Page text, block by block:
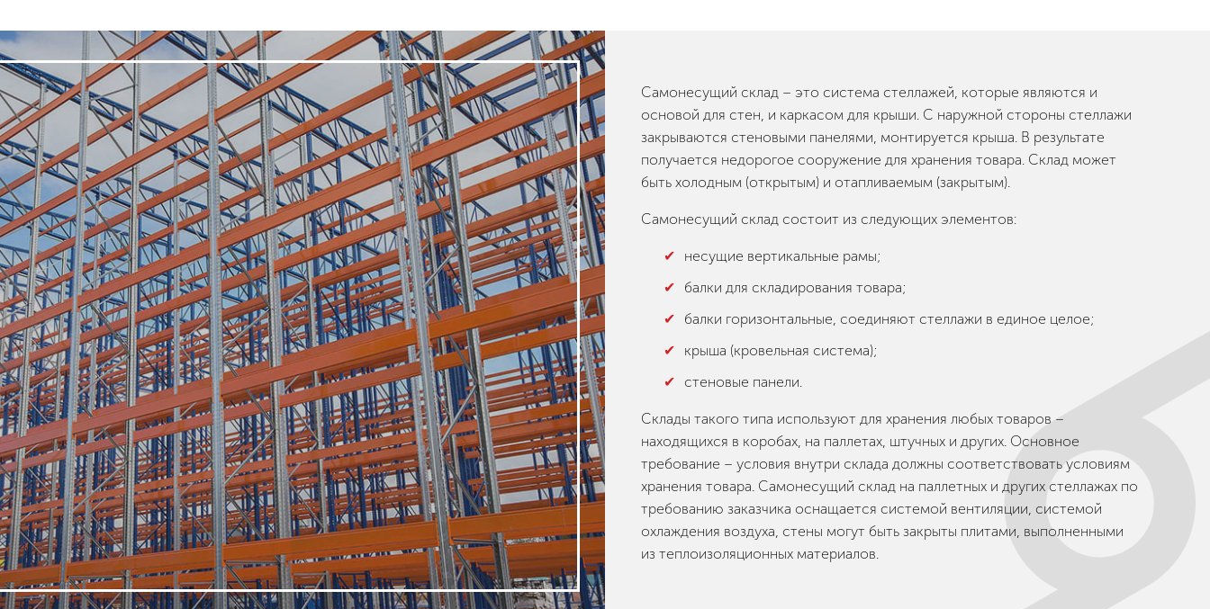
Самонесущий склад – это система стеллажей, которые являются и
основой для стен, и каркасом для крыши. С наружной стороны стеллажи
закрываются стеновыми панелями, монтируется крыша. В результате
получается недорогое сооружение для хранения товара. Склад может
быть холодным (открытым) и отапливаемым (закрытым).
Самонесущий склад состоит из следующих элементов:
несущие вертикальные рамы;
балки для складирования товара;
балки горизонтальные, соединяют стеллажи в единое целое;
крыша (кровельная система);
стеновые панели.
Склады такого типа используют для хранения любых товаров –
находящихся в коробах, на паллетах, штучных и других. Основное
требование – условия внутри склада должны соответствовать условиям
хранения товара. Самонесущий склад на паллетных и других стеллажах по
требованию заказчика оснащается системой вентиляции, системой
охлаждения воздуха, стены могут быть закрыты плитами, выполненными
из теплоизоляционных материалов.